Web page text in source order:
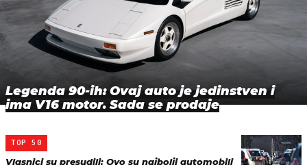
Legenda 90-ih: Ovaj auto je jedinstven i
ima V16 motor. Sada se prodaje
TOP 50
Vlasnici su presudili: Ovo su najbolji automobili